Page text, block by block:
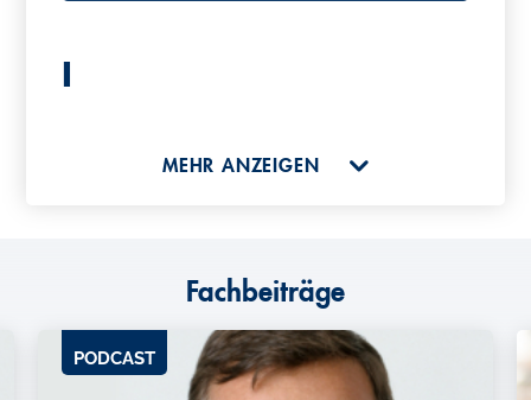
L
Leberoperationen
Leberresektion
Leberzirrhose
MEHR ANZEIGEN
Fachbeiträge
PODCAST